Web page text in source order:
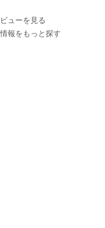
ューを見る
報をもっと探す